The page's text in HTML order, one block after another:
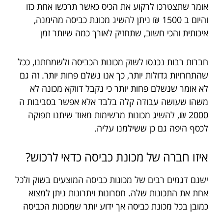
אומר שתצטרכו לרקוע את הכיס כאשר תרכשו אחת כזו
והיום ב 1500 ₪ ניתן להשיג מכונת כביסה מהימנה,
איכותית והכי חשוב, שתחזיק לאורך כמה שיותר זמן
חברות רבות נכנסו לשוק מכונות הכביסה ולשמחתנו, ככל
שהתחרויות גדולות יותר, כך אנו נשלם פחות יותר. זה גם
לא אומר שנשלם פחות יותר כי נקבל דווקא מכונה לא
משהו שעושה עבודה קלה בלבד אלא אפשר בסביבות ה
2000 ₪, להשיג מכונות מרשימות מאוד שיתנו תפוקה
לכסף היפה גם כן ששילמנו עליה.
איזו חברה של מכונת כביסה כדאי לרכוש?
ישנם דגמים רבים של מכונות כביסה המוצעים בשוק ולכל
אחת את התכונות שלה. חסרונות ויתרונות ניתן למצוא
כמובן בכל מכונת כביסה אך ידוע יותר שמכונות הכביסה